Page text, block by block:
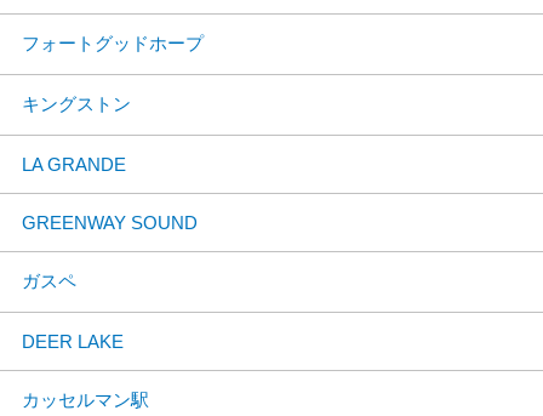
フォートグッドホープ
キングストン
LA GRANDE
GREENWAY SOUND
ガスペ
DEER LAKE
カッセルマン駅